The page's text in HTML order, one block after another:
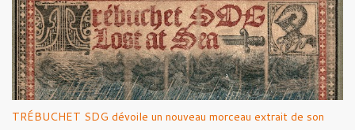
Kanonenfieber ) et de Dmytro Kumar ( 1914 ), qui reviennent sur
leur intérêt pour la Première Guerre mondiale. Le documentaire
donne également la parole au producteur Kristian "Kohle"
Kohlmannslehner, collaborateur de 1914 , ainsi qu'à l'historien
Ralf Raths, directeur du Musée allemand des blindés de Munster,
afin d'interroger plus largement la place des images de guerre
dans l'esthétique et l'imaginaire du Metal. Le reportage est à
TRÉBUCHET SDG dévoile un nouveau morceau extrait de son